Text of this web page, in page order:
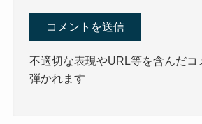
不適切な表現やURL等を含んだコ
弾かれます